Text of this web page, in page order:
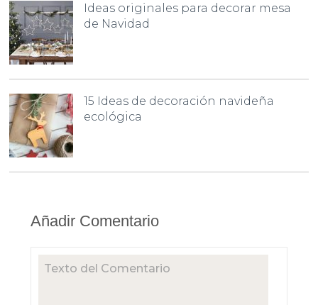
Ideas originales para decorar mesa
de Navidad
15 Ideas de decoración navideña
ecológica
Añadir Comentario